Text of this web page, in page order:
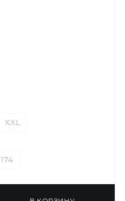
XXL
174